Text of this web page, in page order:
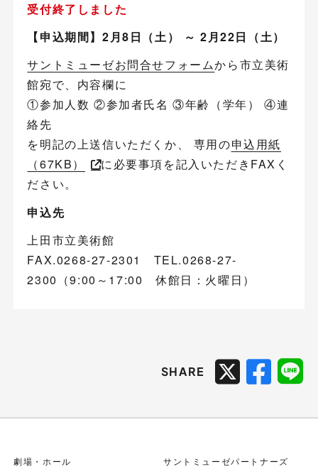
受付終了しました
【申込期間】2月8日（土） ～ 2月22日（土）
サントミューゼお問合せフォームから市立美術
館宛で、内容欄に
①参加人数 ②参加者氏名 ③年齢（学年） ④連
絡先
を明記の上送信いただくか、 専用の申込用紙
（67KB）
に必要事項を記入いただきFAXく
ださい。
申込先
上田市立美術館
FAX.0268-27-2301 TEL.0268-27-
2300（9:00～17:00 休館日：火曜日）
SHARE
劇場・ホール
サントミューゼパートナーズ